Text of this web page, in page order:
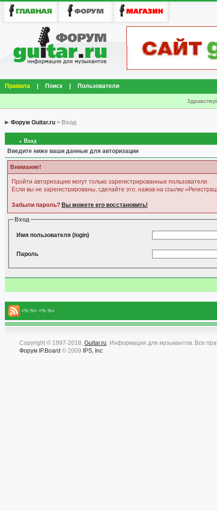
Правила Поиск Пользователи
Форум Guitar.ru > Вход
Вход
Введите ниже ваши данные для авторизации
Внимание!
Пройти авторизацию могут только зарегистрированные пользователи.
Если вы не зарегистрированы, сделайте это, нажав на ссылку
Забыли пароль? Вы можете его восстановить!
Вход
Имя пользователя (login)
Пароль
<% %> <% %>
Copyright © 1997-2018, Guitar.ru. Информация для музыкантов. Все
Форум IP.Board © 2009 IPS, Inc